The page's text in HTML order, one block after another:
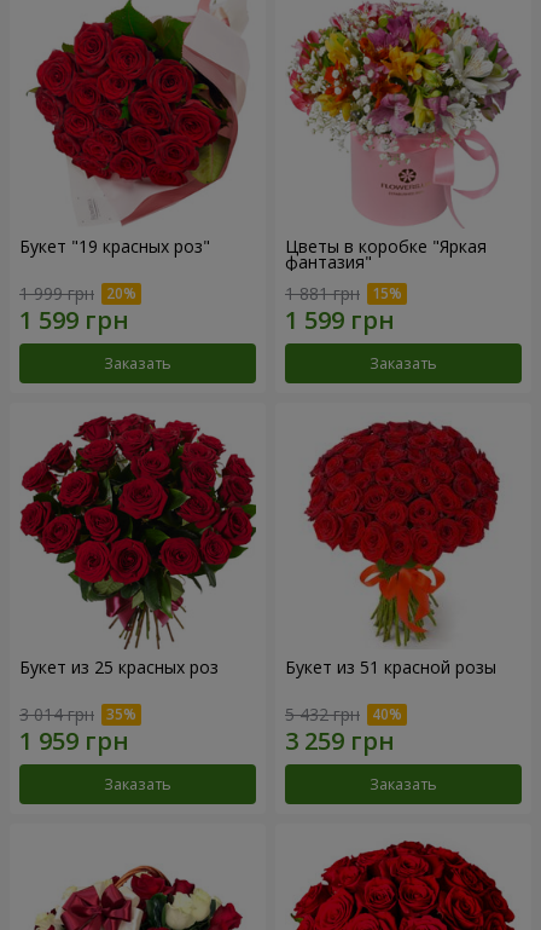
Букет "19 красных роз"
1 999 грн
Заказать
Цветы в коробке "Яркая
фантазия"
1 881 грн
Заказать
Букет из 25 красных роз
3 014 грн
Заказать
Букет из 51 красной розы
5 432 грн
Заказать